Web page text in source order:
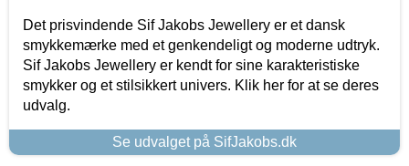
Det prisvindende Sif Jakobs Jewellery er et dansk
smykkemærke med et genkendeligt og moderne udtryk.
Sif Jakobs Jewellery er kendt for sine karakteristiske
smykker og et stilsikkert univers. Klik her for at se deres
udvalg.
Se udvalget på SifJakobs.dk